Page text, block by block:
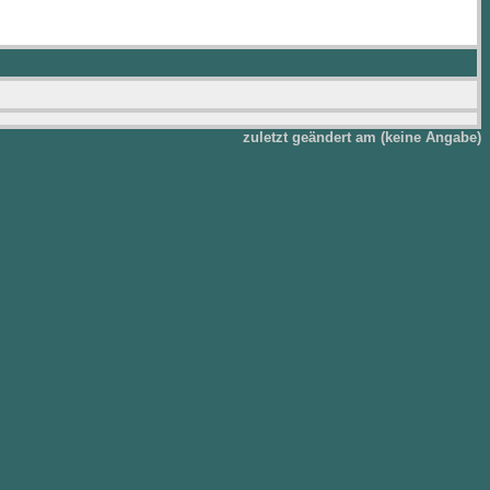
zuletzt geändert am (keine Angabe)